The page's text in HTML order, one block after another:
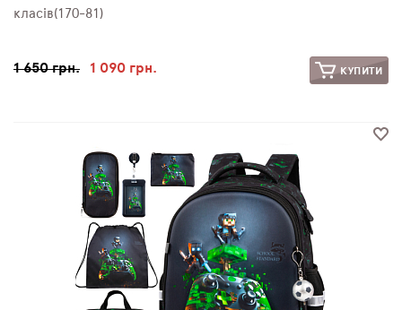
класів (170-81)
1 650 грн. 1 090 грн. КУПИТИ